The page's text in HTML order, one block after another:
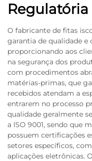
Regulatória
O fabricante de fitas
garantia de qualidade
proporcionando aos
na segurança dos
com procedimentos
matérias-primas, que
recebidos atendam a
entrarem no processo
qualidade geralmente
a ISO 9001, sendo que
possuem certificações
setores específicos,
aplicações eletrônicas.